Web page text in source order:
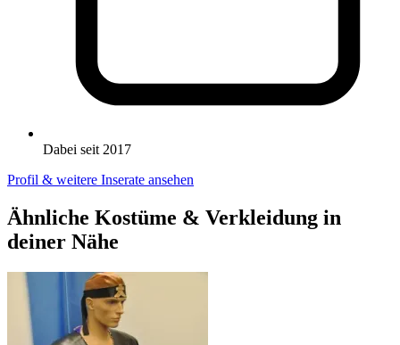
Dabei seit 2017
Profil & weitere Inserate ansehen
Ähnliche Kostüme & Verkleidung in
deiner Nähe